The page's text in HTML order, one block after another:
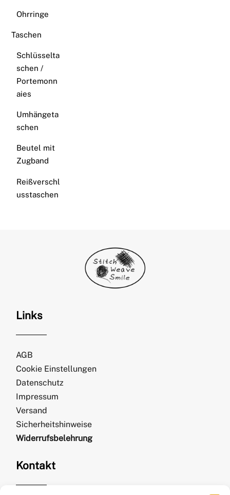
Ohrringe
Taschen
Schlüsselta
schen /
Portemonn
aies
Umhängeta
schen
Beutel mit
Zugband
Reißverschl
usstaschen
Links
AGB
Cookie Einstellungen
Datenschutz
Impressum
Versand
Sicherheitshinweise
Widerrufsbelehrung
Kontakt